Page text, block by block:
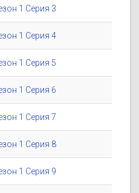
1 Серия 3
1 Серия 4
1 Серия 5
1 Серия 6
1 Серия 7
1 Серия 8
1 Серия 9